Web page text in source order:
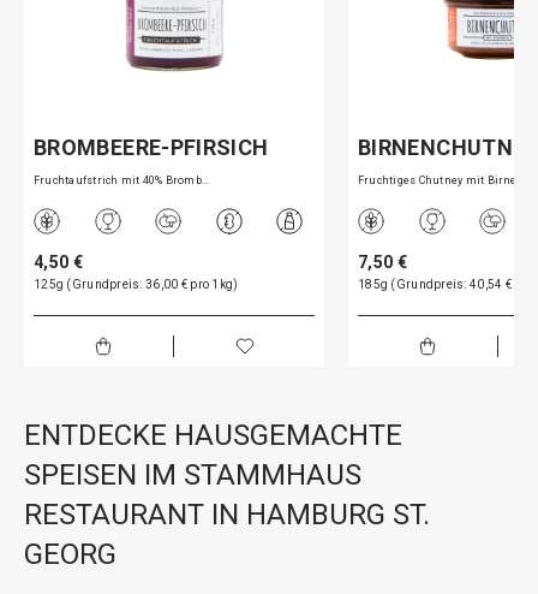
BROMBEERE-PFIRSICH
Fruchtaufstrich mit 40% Bromb…
4,50 €
125g (Grundpreis: 36,00 € pro 1kg)
BIRNENCHUTNEY
Fruchtiges Chutney mit Birnen…
7,50 €
185g (Grundpreis: 40,54 € pro
ENTDECKE HAUSGEMACHTE
SPEISEN IM STAMMHAUS
RESTAURANT IN HAMBURG ST.
GEORG